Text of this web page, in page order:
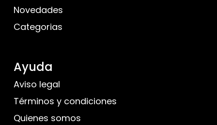
Novedades
Categorias
Ayuda
Aviso legal
Términos y condiciones
Quienes somos